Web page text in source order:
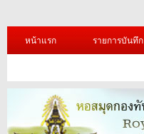
หน้าแรก รายการบันทึก